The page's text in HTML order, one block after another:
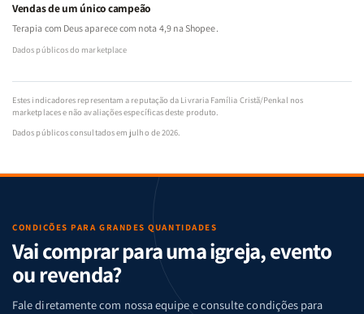
Vendas de um único campeão
Terapia com Deus aparece com nota 4,9 na Shopee.
Dados públicos do marketplace
Estes indicadores representam a reputação da Livraria Família Cristã/Penkal nos
marketplaces e não avaliações específicas deste produto.
Dados públicos consultados em julho de 2026.
CONDIÇÕES PARA GRANDES QUANTIDADES
Vai comprar para uma igreja, evento
ou revenda?
Fale diretamente com nossa equipe e consulte condições para